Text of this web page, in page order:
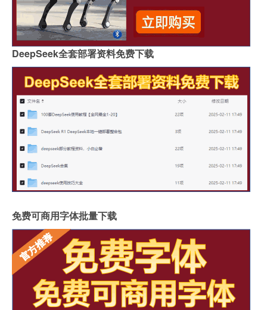
DeepSeek全套部署资料免费下载
免费可商用字体批量下载